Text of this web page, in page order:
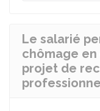
Le salarié
chômage en
projet de